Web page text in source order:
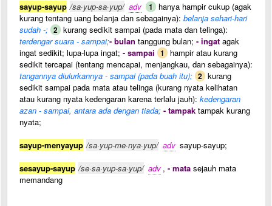
sayup-sayup /sa·yup-sa·yup/ adv 1
hanya hampir cukup (agak
kurang tentang uang belanja dan sebagainya): belanja sehari-hari
sudah -; 2 kurang sedikit sampai (pada mata dan telinga):
terdengar suara - sampai;- bulan tanggung bulan; - ingat agak
ingat sedikit; lupa-lupa ingat; - sampai 1
hampir atau kurang
sedikit tercapai (tentang mencapai, menjangkau, dan sebagainya):
tangannya diulurkannya - sampai (pada buah itu); 2 kurang
sedikit sampai pada mata atau telinga (kurang nyata kelihatan
atau kurang nyata kedengaran karena terlalu jauh): kedengaran
azan - sampai, antara ada dengan tiada; - tampak tampak kurang
nyata;
sayup-menyayup /sa·yup-me·nya·yup/ adv sayup-sayup;
sesayup-sayup /se·sa·yup-sa·yup/ adv , - mata sejauh mata
memandang